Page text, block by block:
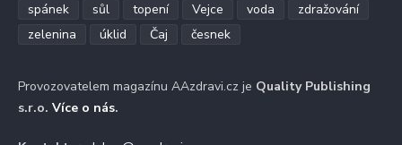
spánek
sůl topení Vejce voda
zdražování
zelenina
úklid Čaj česnek
Provozovatelem magazínu AAzdravi.cz je Quality Publishing
s.r.o. Více o nás.